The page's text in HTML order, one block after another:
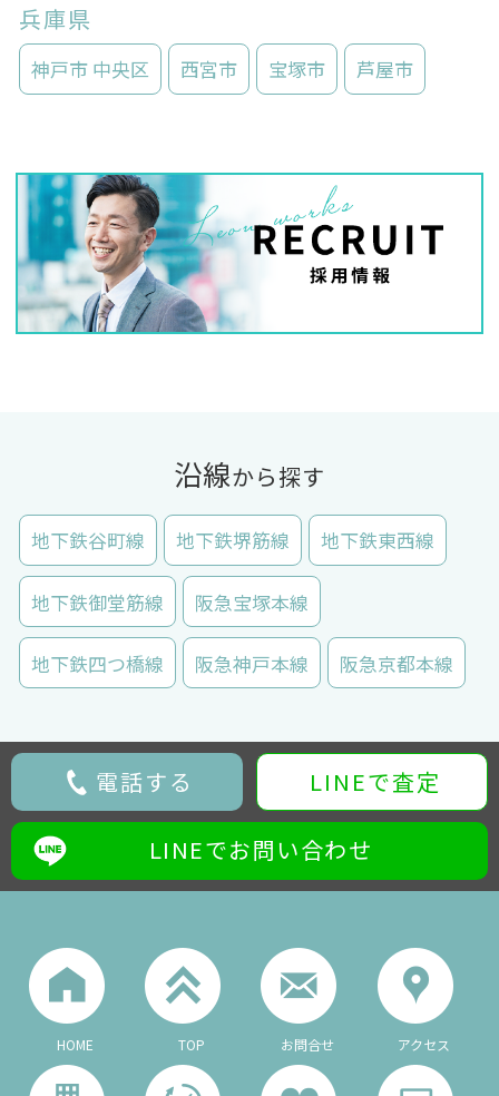
兵庫県
神戸市 中央区 西宮市 宝塚市 芦屋市
沿線から探す
地下鉄谷町線 地下鉄堺筋線 地下鉄東西線
地下鉄御堂筋線 阪急宝塚本線
地下鉄四つ橋線 阪急神戸本線 阪急京都本線
電話する LINEで査定
LINEでお問い合わせ
HOME TOP お問合せ アクセス